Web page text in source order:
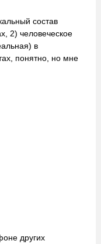
состав
2) человеческое
в
понятно, но мне
других